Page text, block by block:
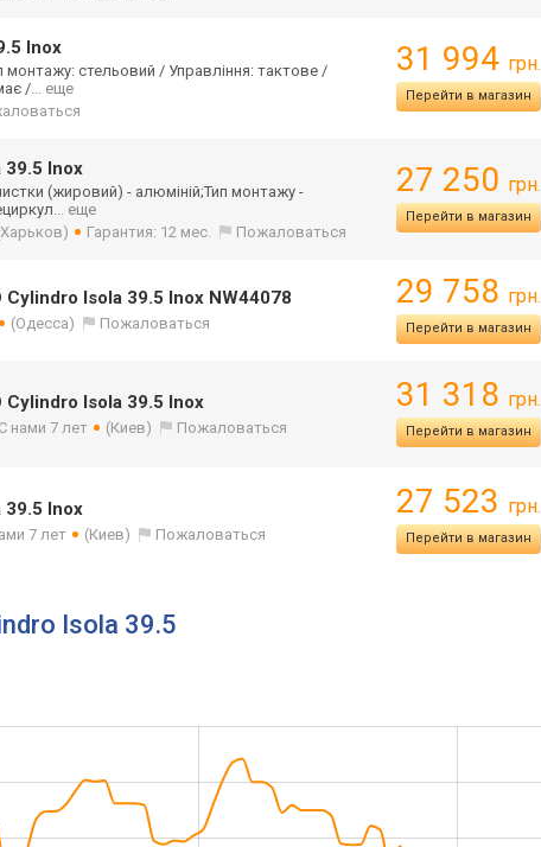
Inox
монтажу: стельовий / Управління: тактове /
/... еще
31 994 грн.
Перейти в магазин
39.5 Inox
(жировий) - алюміній;Тип монтажу -
... еще
Гарантия: 12 мес. Пожаловаться
27 250 грн.
Перейти в магазин
Isola 39.5 Inox NW44078
(Одесса) Пожаловаться
29 758 грн.
Перейти в магазин
Cylindro Isola 39.5 Inox
С нами 7 лет (Киев) Пожаловаться
31 318 грн.
Перейти в магазин
39.5 Inox
7 лет (Киев) Пожаловаться
27 523 грн.
Перейти в магазин
Isola 39.5